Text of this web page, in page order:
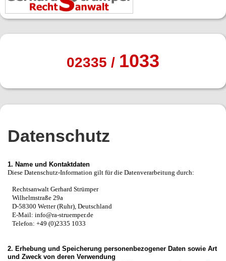
02335 / 1033
Datenschutz
1. Name und Kontaktdaten
Diese Datenschutz-Information gilt für die Datenverarbeitung durch:
Rechtsanwalt Gerhard Strümper
Wilhelmstraße 29a
D-58300 Wetter (Ruhr), Deutschland
E-Mail: info@ra-struemper.de
Telefon: +49 (0)2335 1033
2. Erhebung und Speicherung personenbezogener Daten sowie Art
und Zweck von deren Verwendung